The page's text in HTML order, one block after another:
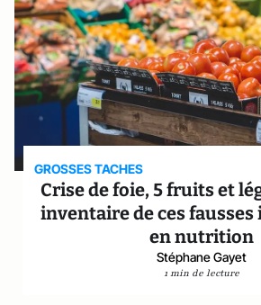
GROSSES TACHES
Crise de foie, 5 fruits et
inventaire de ces fausses
en nutrition
Stéphane Gayet
1 min de lecture